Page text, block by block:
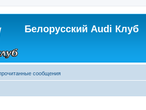
Белорусский Audi Клуб
сообщения